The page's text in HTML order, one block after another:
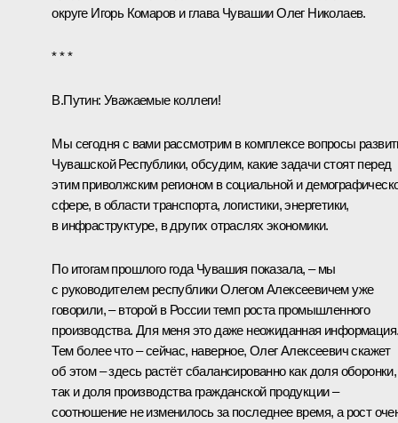
округе Игорь Комарови глава ЧувашииОлег Николаев.
* * *
В.Путин: Уважаемые коллеги!
Мы сегодня с вами рассмотрим в комплексе вопросы
Чувашской Республики, обсудим, какие задачи стоят перед
этим приволжским регионом в социальной и
сфере, в области транспорта, логистики, энергетики,
в инфраструктуре, в других отраслях экономики.
По итогам прошлого года Чувашия показала, – мы
с руководителем республики Олегом Алексеевичем уже
говорили, – второй в России темп роста промышленного
производства. Для меня это даже неожиданная
Тем более что – сейчас, наверное, Олег Алексеевич скажет
об этом – здесь растёт сбалансированно как доля оборонки,
так и доля производства гражданской продукции –
соотношение не изменилось за последнее время, а рост